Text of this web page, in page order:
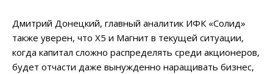
Дмитрий Донецкий, главный аналитик ИФК «Солид»
также уверен, что X5 и Магнит в текущей ситуации,
когда капитал сложно распределять среди акционеров,
будет отчасти даже вынужденно наращивать бизнес,